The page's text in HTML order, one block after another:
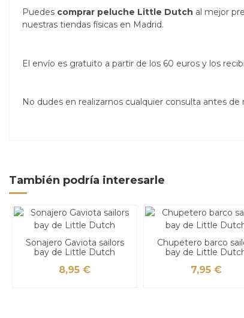
Puedes comprar peluche Little Dutch al mejor
nuestras tiendas físicas en Madrid.
El envío es gratuito a partir de los 60 euros y los
No dudes en realizarnos cualquier consulta antes
También podría interesarle
Sonajero Gaviota sailors
bay de Little Dutch
8,95 €
Chupetero barco
bay de Little
7,95 €